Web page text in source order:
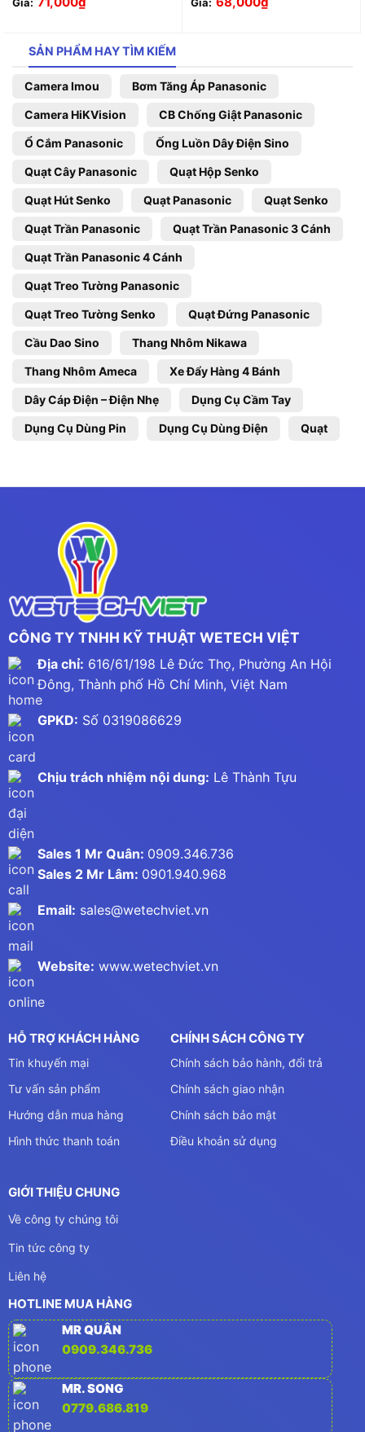
SẢN PHẨM HAY TÌM KIẾM
Camera Imou Bơm Tăng Áp Panasonic
Camera HiKVision CB Chống Giật Panasonic
Ổ Cắm Panasonic Ống Luồn Dây Điện Sino
Quạt Cây Panasonic Quạt Hộp Senko
Quạt Hút Senko Quạt Panasonic Quạt Senko
Quạt Trần Panasonic Quạt Trần Panasonic 3 Cánh
Quạt Trần Panasonic 4 Cánh
Quạt Treo Tường Panasonic
Quạt Treo Tường Senko Quạt Đứng Panasonic
Cầu Dao Sino Thang Nhôm Nikawa
Thang Nhôm Ameca Xe Đẩy Hàng 4 Bánh
Dây Cáp Điện – Điện Nhẹ Dụng Cụ Cầm Tay
Dụng Cụ Dùng Pin Dụng Cụ Dùng Điện Quạt
CÔNG TY TNHH KỸ THUẬT WETECH VIỆT
Địa chỉ: 616/61/198 Lê Đức Thọ, Phường An Hội
Đông, Thành phố Hồ Chí Minh, Việt Nam
GPKD: Số 0319086629
Chịu trách nhiệm nội dung: Lê Thành Tựu
Sales 1 Mr Quân: 0909.346.736
Sales 2 Mr Lâm: 0901.940.968
Email: sales@wetechviet.vn
Website: www.wetechviet.vn
HỖ TRỢ KHÁCH HÀNG
Tin khuyến mại
Tư vấn sản phẩm
Hướng dẫn mua hàng
Hình thức thanh toán
CHÍNH SÁCH CÔNG TY
Chính sách bảo hành, đổi trả
Chính sách giao nhận
Chính sách bảo mật
Điều khoản sử dụng
GIỚI THIỆU CHUNG
Về công ty chúng tôi
Tin tức công ty
Liên hệ
HOTLINE MUA HÀNG
MR QUÂN
0909.346.736
MR. SONG
0779.686.819